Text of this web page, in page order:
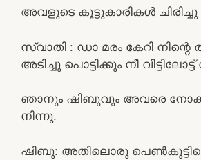
അവളുടെ കൂട്ടുകാരികൾ ചിരിച്ചു
സ്വാതി : ഡാ മരം കേറി
അടിച്ചു പൊട്ടിക്കും നീ വീട്ടിലോട്ട്
ഞാനും ഷിബുവും അവരെ നോക്കി
നിന്നു.
ഷിബു: അതിലൊരു